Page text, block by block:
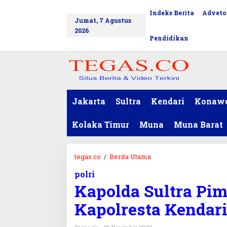
Jumat, 7 Agustus
2026
Indeks Berita
Pendidikan
Jakarta Sultra Kendari
Kolaka Timur Muna Muna Barat
tegas.co / Berita Utama
o
l
d
a
polri
Kapolda Sultra
Kapolresta Kendari